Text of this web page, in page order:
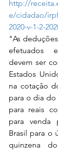
http://
e/cidadao/
2020-v-1-2-
"As
efetuados
devem ser
Estados
na cotação
para o dia
para reais
para venda
Brasil para o
quinzena